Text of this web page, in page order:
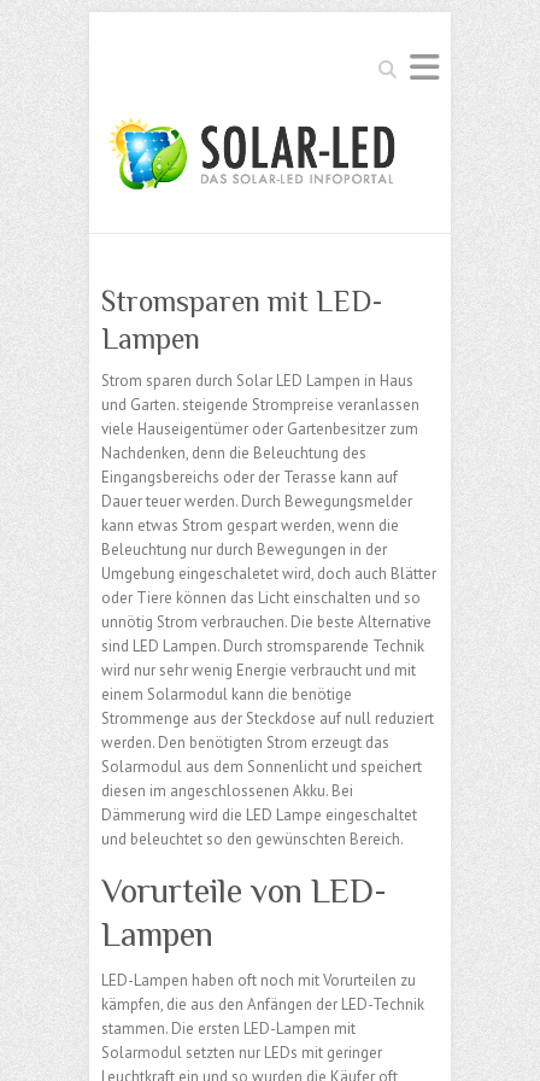
Suchen
Stromsparen mit LED-
Lampen
Strom sparen durch Solar LED Lampen in Haus
und Garten. steigende Strompreise veranlassen
viele Hauseigentümer oder Gartenbesitzer zum
Nachdenken, denn die Beleuchtung des
Eingangsbereichs oder der Terasse kann auf
Dauer teuer werden. Durch Bewegungsmelder
kann etwas Strom gespart werden, wenn die
Beleuchtung nur durch Bewegungen in der
Umgebung eingeschaletet wird, doch auch Blätter
oder Tiere können das Licht einschalten und so
unnötig Strom verbrauchen. Die beste Alternative
sind LED Lampen. Durch stromsparende Technik
wird nur sehr wenig Energie verbraucht und mit
einem Solarmodul kann die benötige
Strommenge aus der Steckdose auf null reduziert
werden. Den benötigten Strom erzeugt das
Solarmodul aus dem Sonnenlicht und speichert
diesen im angeschlossenen Akku. Bei
Dämmerung wird die LED Lampe eingeschaltet
und beleuchtet so den gewünschten Bereich.
Vorurteile von LED-
Lampen
LED-Lampen haben oft noch mit Vorurteilen zu
kämpfen, die aus den Anfängen der LED-Technik
stammen. Die ersten LED-Lampen mit
Solarmodul setzten nur LEDs mit geringer
Leuchtkraft ein und so wurden die Käufer oft